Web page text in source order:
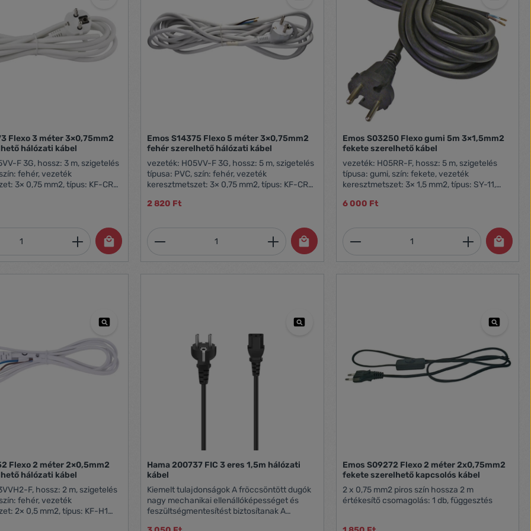
Flexo 3 méter 3×0,75mm2
hálózati kábel
F 3G, hossz: 3 m, szigetelés
fehér, vezeték
3× 0,75 mm2, típus: KF-CR2
időszak: 2 év
Adja meg a kívánt mennyiséget, vagy használja a gombokat a
Emos S14375 Flexo 5 méter 3×0,75mm2
fehér szerelhető hálózati kábel
vezeték: H05VV-F 3G, hossz: 5 m, szigetelés
típusa: PVC, szín: fehér, vezeték
keresztmetszet: 3× 0,75 mm2, típus: KF-CR2
akasztható, garancia-időszak: 2 év
2 820 Ft
Termékmennyiség: Adja meg a kívánt mennyiséget, vagy
Emos S03250 Flexo gumi 5m 3×1,5mm2
fekete szerelhető kábel
vezeték: H05RR-F, hossz: 5 m, szigetelés
típusa: gumi, szín: fekete, vezeték
keresztmetszet: 3× 1,5 mm2, típus: SY-11,
garancia-időszak: 2 év
6 000 Ft
Termékmennyiség: Adja
Flexo 2 méter 2×0,5mm2
hálózati kábel
F, hossz: 2 m, szigetelés
fehér, vezeték
2× 0,5 mm2, típus: KF-H1
Hama 200737 FIC 3 eres 1,5m hálózati
kábel
Kiemelt tulajdonságok A fröccsöntött dugók
nagy mechanikai ellenállóképességet és
feszültségmentesítést biztosítanak A
Emos S09272 Flexo 2 méter 2x0,75mm2
fekete szerelhető kapcsolós kábel
2 x 0,75 mm2 piros szín hossza 2 m
értékesítő csomagolás: 1 db, függesztés